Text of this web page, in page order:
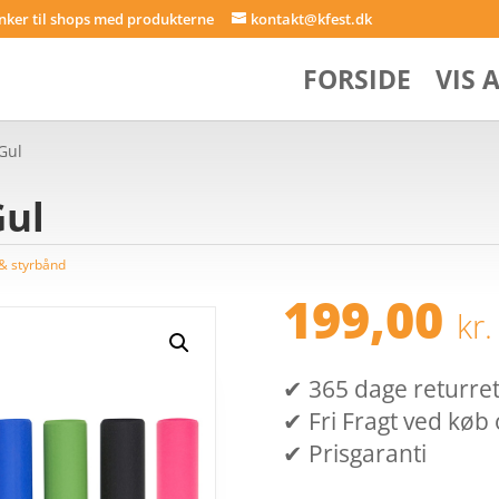
til shops med produkterne kontakt@kfest.dk
FORSIDE VIS
styrbånd
199,00 kr.
✔ 365 dage
✔ Fri Fragt ved køb
✔ Prisgaranti